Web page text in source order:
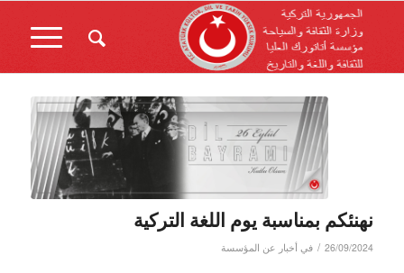
نهنئكم بمناسبة يوم اللغة التركية
26/09/2024
/ في أخبار عن المؤسسة